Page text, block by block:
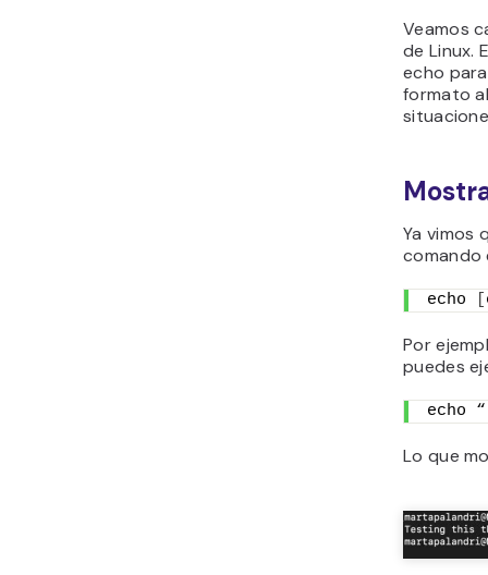
Veamos
de Linux.
echo
formato
Ya vimos
comando
echo
Por
puedes
echo
Lo que